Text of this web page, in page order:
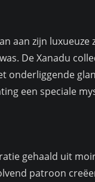
aan zijn
De Xanadu
onderliggende
een speciale
gehaald uit
patroon